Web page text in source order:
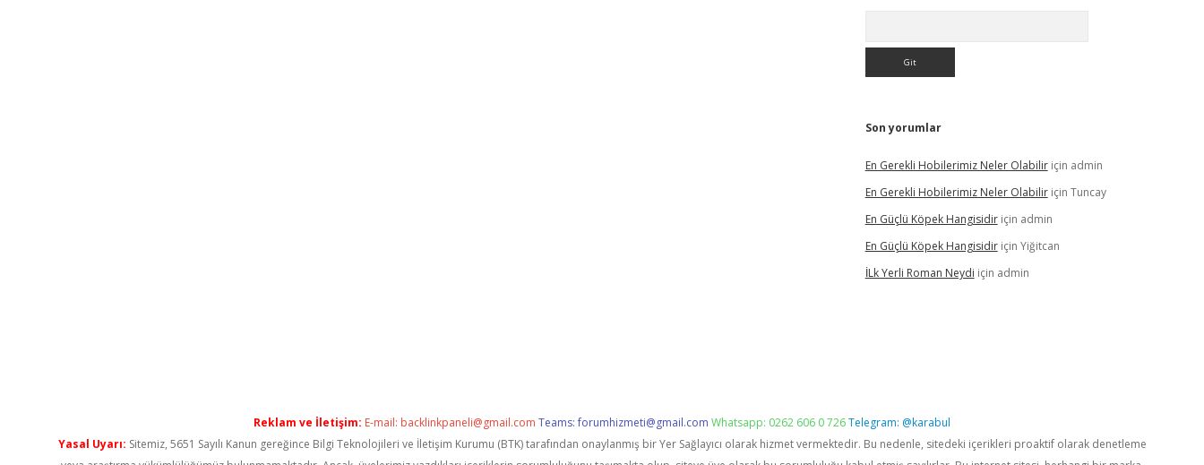
Son yorumlar
En Gerekli Hobilerimiz Neler Olabiliriçin admin
En Gerekli Hobilerimiz Neler Olabiliriçin Tuncay
En Güçlü Köpek Hangisidiriçin admin
En Güçlü Köpek Hangisidiriçin Yiğitcan
İLk Yerli Roman Neydi için admin
Reklam ve İletişim: E-mail: backlinkpaneli@gmail.com Teams:forumhizmeti@gmail.com Whatsapp: 0262 606 0 726Telegram: @karabul
Yasal Uyarı: Sitemiz, 5651 Sayılı Kanun gereğince Bilgi Teknolojileri ve İletişim Kurumu (BTK) tarafından onaylanmış bir Yer Sağlayıcı olarak hizmet vermektedir. Bu nedenle, sitedeki içerikleri proaktif olarak denetleme